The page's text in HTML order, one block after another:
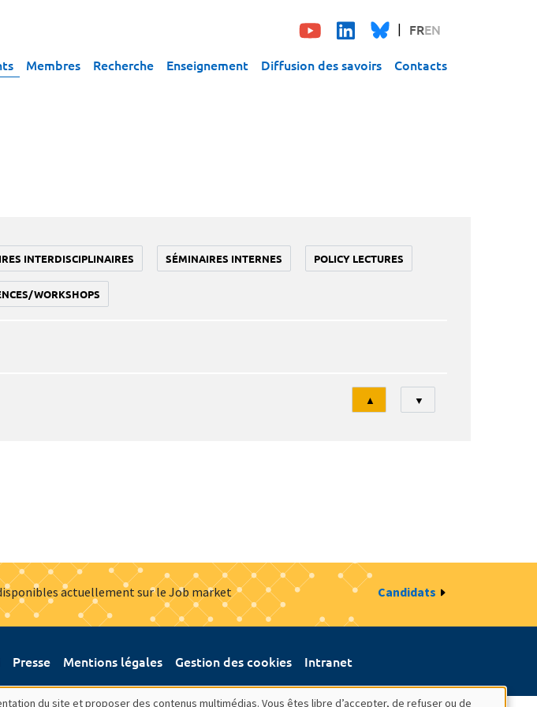
FREN
Membres Recherche Enseignement Diffusion des savoirs Contacts
INTERDISCIPLINAIRES SÉMINAIRES INTERNES POLICY LECTURES
WORKSHOPS
Tri
▲ ▼
actuellement sur le Job market Candidats
Presse Mentions légales Gestion des cookies Intranet
du site et proposer des contenus multimédias. Vous êtes libre d’accepter, de refuser ou de